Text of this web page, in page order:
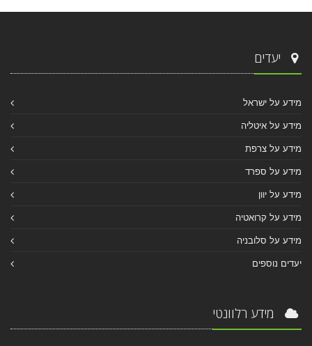
יעדים
מידע על ישראל
מידע על איטליה
מידע על צרפת
מידע על ספרד
מידע על יוון
מידע על קרואטיה
מידע על סלובניה
יעדים נוספים
מידע רלוונטי